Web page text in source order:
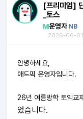
[프리미엄]
_토스
운영자 NB
2026-06-01
안녕하세요,
애드픽 운영자입니다.
26년 여름방학 토익교
었습니다.